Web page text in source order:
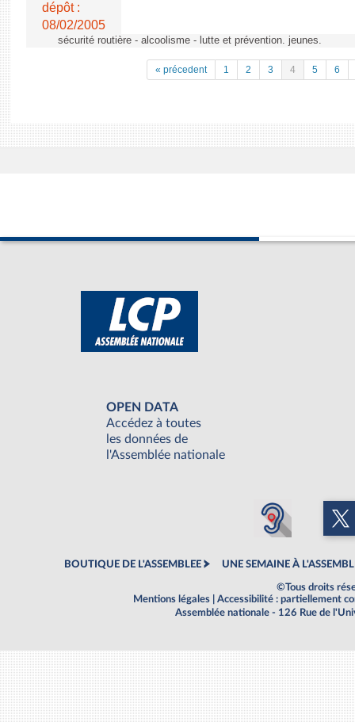
dépôt :
08/02/2005
sécurité routière - alcoolisme - lutte et prévention. jeunes.
« précedent 1 2 3 4 5 6
OPEN DATA
Accédez à toutes
les données de
l'Assemblée nationale
BOUTIQUE DE L'ASSEMBLEE UNE SEMAINE À
©Tous droits
Mentions légales
Accessibilité : partiellement
Assemblée nationale - 126 Rue de